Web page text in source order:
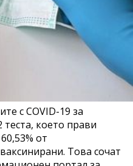
с COVID-19 за
теста, което прави
от
Това сочат